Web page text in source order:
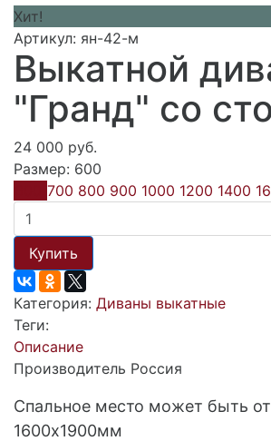
Хит!
Артикул: ян-42-м
Выкатной
"Гранд" со
24 000 руб.
Размер: 600
700 800 900 1000 1200 1400
Купить
Категория: Диваны выкатные
Теги:
Описание
Производитель Россия
Спальное место может быть
1600х1900мм